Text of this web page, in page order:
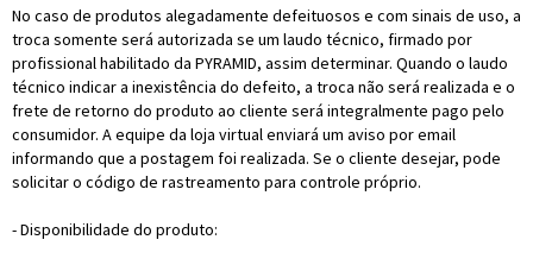
No caso de produtos alegadamente defeituosos e com sinais de uso, a
troca somente será autorizada se um laudo técnico, firmado por
profissional habilitado da PYRAMID, assim determinar. Quando o laudo
técnico indicar a inexistência do defeito, a troca não será realizada e o
frete de retorno do produto ao cliente será integralmente pago pelo
consumidor. A equipe da loja virtual enviará um aviso por email
informando que a postagem foi realizada. Se o cliente desejar, pode
solicitar o código de rastreamento para controle próprio.
- Disponibilidade do produto: